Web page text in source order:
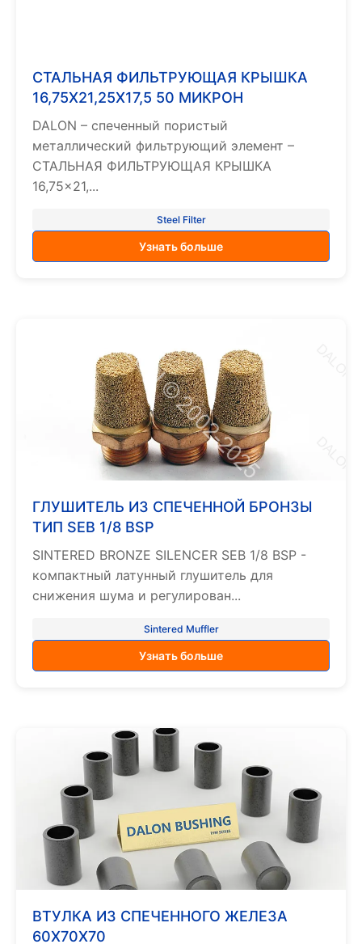
СТАЛЬНАЯ ФИЛЬТРУЮЩАЯ КРЫШКА
16,75X21,25X17,5 50 МИКРОН
DALON – спеченный пористый
металлический фильтрующий элемент –
СТАЛЬНАЯ ФИЛЬТРУЮЩАЯ КРЫШКА
16,75×21,...
Steel Filter
Узнать больше
ГЛУШИТЕЛЬ ИЗ СПЕЧЕННОЙ БРОНЗЫ
ТИП SEB 1/8 BSP
SINTERED BRONZE SILENCER SEB 1/8 BSP -
компактный латунный глушитель для
снижения шума и регулирован...
Sintered Muffler
Узнать больше
ВТУЛКА ИЗ СПЕЧЕННОГО ЖЕЛЕЗА
60X70X70